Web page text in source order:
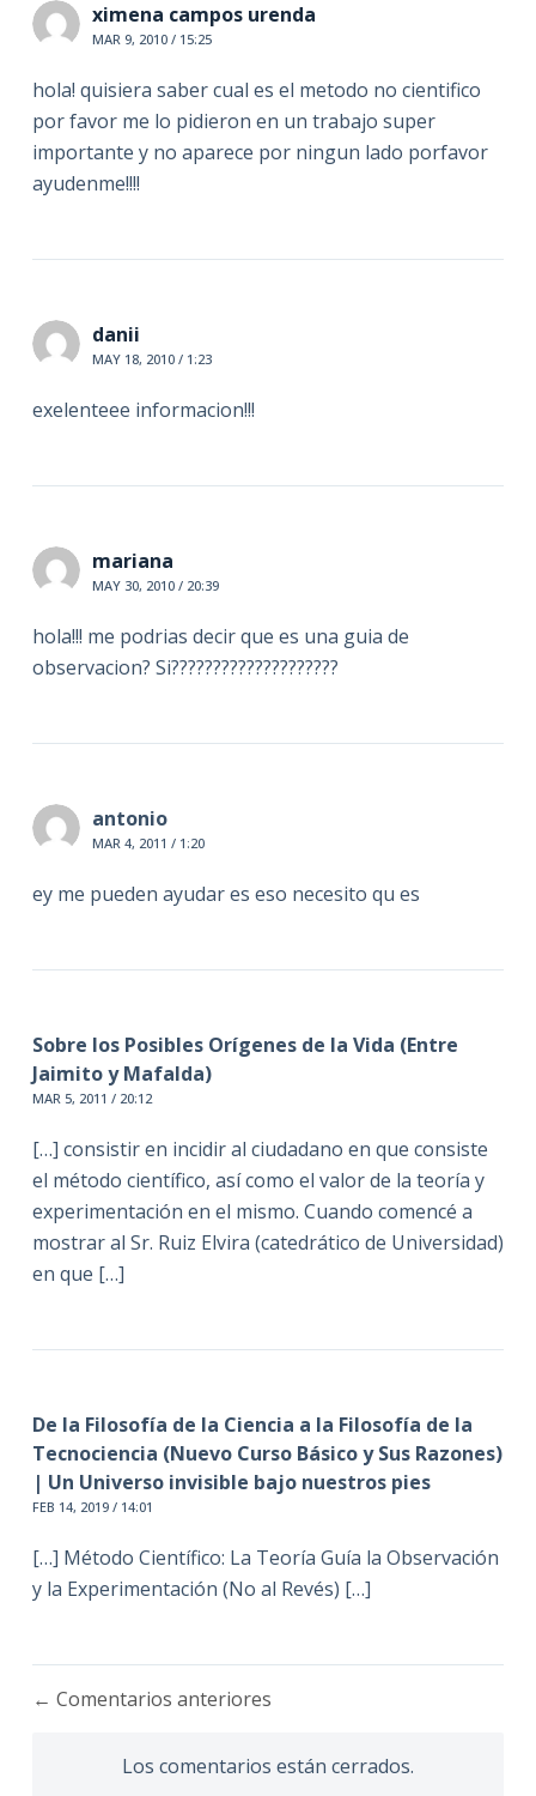
ximena campos urenda
MAR 9, 2010 / 15:25
hola! quisiera saber cual es el metodo no cientifico
por favor me lo pidieron en un trabajo super
importante y no aparece por ningun lado porfavor
ayudenme!!!!
danii
MAY 18, 2010 / 1:23
exelenteee informacion!!!
mariana
MAY 30, 2010 / 20:39
hola!!! me podrias decir que es una guia de
observacion? Si????????????????????
antonio
MAR 4, 2011 / 1:20
ey me pueden ayudar es eso necesito qu es
Sobre los Posibles Orígenes de la Vida (Entre
Jaimito y Mafalda)
MAR 5, 2011 / 20:12
[…] consistir en incidir al ciudadano en que consiste
el método científico, así como el valor de la teoría y
experimentación en el mismo. Cuando comencé a
mostrar al Sr. Ruiz Elvira (catedrático de Universidad)
en que […]
De la Filosofía de la Ciencia a la Filosofía de la
Tecnociencia (Nuevo Curso Básico y Sus Razones)
| Un Universo invisible bajo nuestros pies
FEB 14, 2019 / 14:01
[…] Método Científico: La Teoría Guía la Observación
y la Experimentación (No al Revés) […]
Navegación
comentarios
← Comentarios anteriores
Los comentarios están cerrados.